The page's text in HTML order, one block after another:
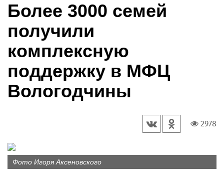
Более 3000 семей
получили
комплексную
поддержку в МФЦ
Вологодчины
2978
Фото Игоря Аксеновского